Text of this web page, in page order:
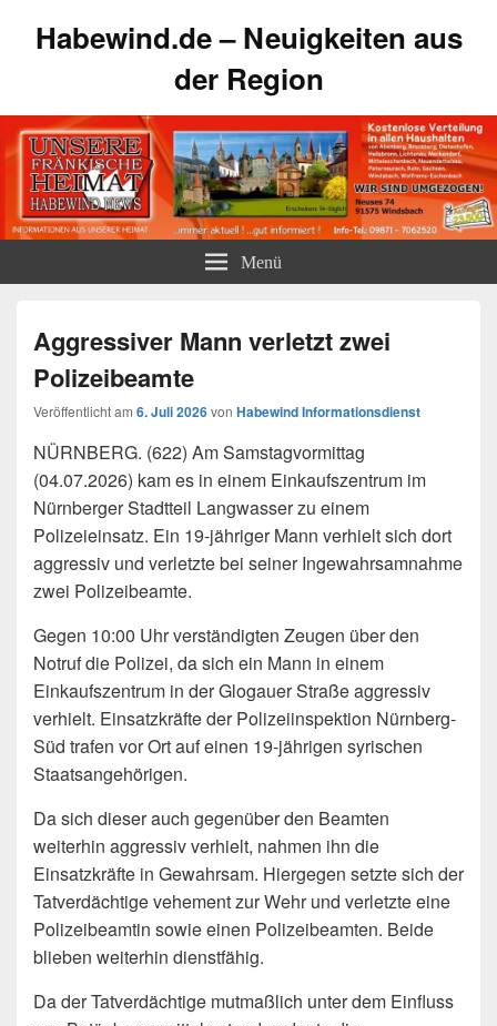
Habewind.de – Neuigkeiten aus
der Region
Menü
Aggressiver Mann verletzt zwei
Polizeibeamte
Veröffentlicht am 6. Juli 2026von Habewind Informationsdienst
NÜRNBERG. (622) Am Samstagvormittag
(04.07.2026) kam es in einem Einkaufszentrum im
Nürnberger Stadtteil Langwasser zu einem
Polizeieinsatz. Ein 19-jähriger Mann verhielt sich dort
aggressiv und verletzte bei seiner Ingewahrsamnahme
zwei Polizeibeamte.
Gegen 10:00 Uhr verständigten Zeugen über den
Notruf die Polizei, da sich ein Mann in einem
Einkaufszentrum in der Glogauer Straße aggressiv
verhielt. Einsatzkräfte der Polizeiinspektion Nürnberg-
Süd trafen vor Ort auf einen 19-jährigen syrischen
Staatsangehörigen.
Da sich dieser auch gegenüber den Beamten
weiterhin aggressiv verhielt, nahmen ihn die
Einsatzkräfte in Gewahrsam. Hiergegen setzte sich der
Tatverdächtige vehement zur Wehr und verletzte eine
Polizeibeamtin sowie einen Polizeibeamten. Beide
blieben weiterhin dienstfähig.
Da der Tatverdächtige mutmaßlich unter dem Einfluss